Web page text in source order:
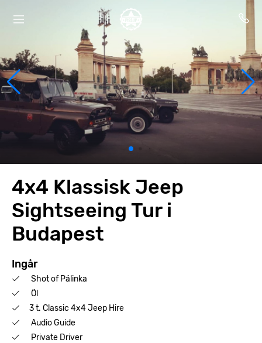
4x4 Klassisk Jeep
Sightseeing Tur i
Budapest
Ingår
Shot of Pálinka
Öl
3 t. Classic 4x4 Jeep Hire
Audio Guide
Private Driver